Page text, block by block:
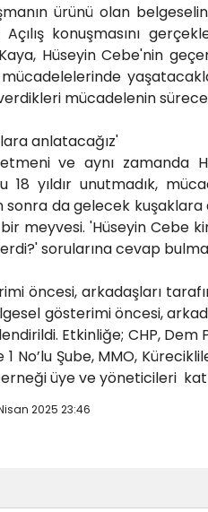
ürünü olan
konuşmasını
Hüseyin Cebe'nin
mücadelelerinde
mücadelenin
anlatacağız'
ve aynı zamanda
18 yıldır unutmadık,
sonra da gelecek
meyvesi. 'Hüseyin Cebe
sorularına cevap
öncesi, arkadaşları
gösterimi öncesi,
Etkinliğe; CHP, Dem
No’lu Şube, MMO,
üye ve yöneticileri
2025 23:46